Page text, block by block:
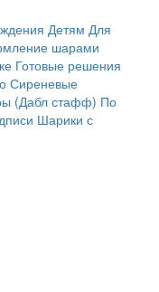
Детям Для
шарами
Готовые решения
Сиреневые
(Дабл стафф) По
Шарики с